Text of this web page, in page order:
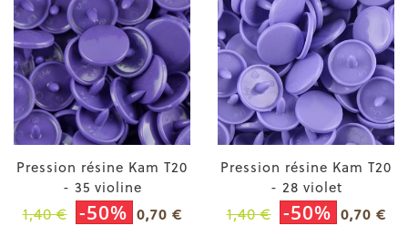
Pression résine Kam T20
- 35 violine
1,40 € -50% 0,70 €
Pression résine Kam T20
- 28 violet
1,40 € -50% 0,70 €